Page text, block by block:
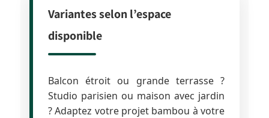
Variantes selon l’espace
disponible
Balcon étroit ou grande terrasse ?
Studio parisien ou maison avec jardin
? Adaptez votre projet bambou à votre